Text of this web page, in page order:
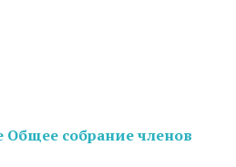
Общее собрание членов